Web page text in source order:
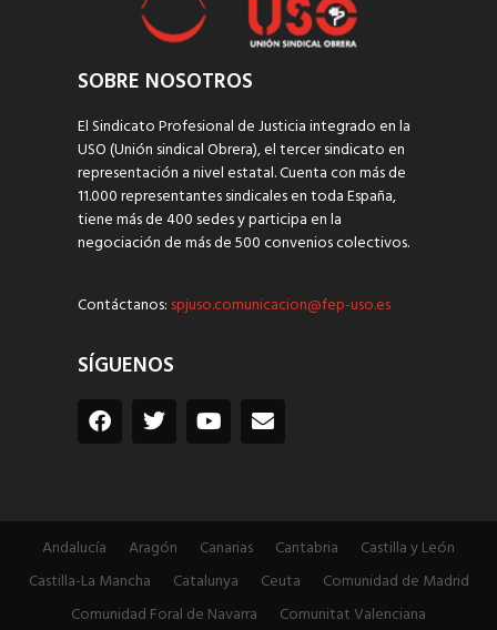
SOBRE NOSOTROS
El Sindicato Profesional de Justicia integrado en la
USO (Unión sindical Obrera), el tercer sindicato en
representación a nivel estatal. Cuenta con más de
11.000 representantes sindicales en toda España,
tiene más de 400 sedes y participa en la
negociación de más de 500 convenios colectivos.
Contáctanos: spjuso.comunicacion@fep-uso.es
SÍGUENOS
Andalucía Aragón Canarias Cantabria
Castilla y León
Castilla-La Mancha
Catalunya Ceuta
Comunidad de Madrid
Comunidad Foral de Navarra
Comunitat Valenciana